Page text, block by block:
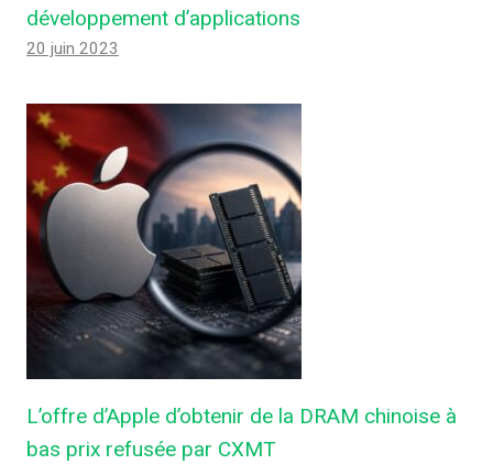
développement d’applications
20 juin 2023
L’offre d’Apple d’obtenir de la DRAM chinoise à
bas prix refusée par CXMT